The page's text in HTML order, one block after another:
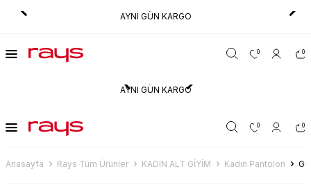
AYNI GÜN KARGO
0 0
AYNI GÜN KARGO
0 0
Anasayfa Rays Tüm Ürünler KADIN ALT GİYİM Kadın Pantolon